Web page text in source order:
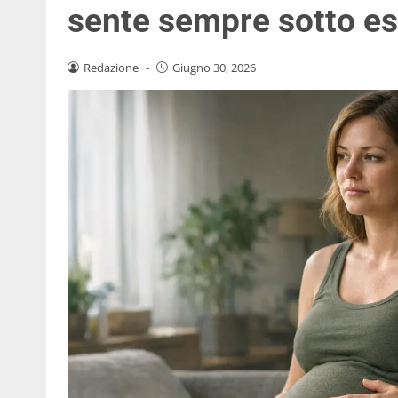
sente sempre sotto
Redazione - Giugno 30, 2026